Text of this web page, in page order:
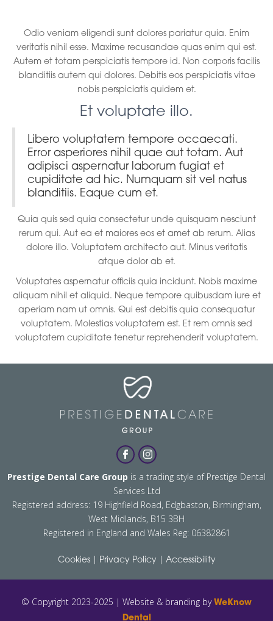
Odio veniam eligendi sunt dolores pariatur quia. Enim
veritatis nihil esse. Maxime recusandae quas enim qui est.
Autem et totam perspiciatis tempore id. Non corporis facilis
blanditiis autem qui dolores. Debitis eos perspiciatis vitae
nobis perspiciatis quidem et.
Et voluptate illo.
Libero voluptatem tempore occaecati.
Error asperiores nihil quae aut totam. Aut
adipisci aspernatur laborum fugiat et
cupiditate ad hic. Numquam sit vel natus
blanditiis. Eaque cum et.
Quia quis sed quia consectetur unde quisquam nesciunt
rerum qui. Aut ea et maiores eos et amet ab rerum. Alias
dolore illo. Voluptatem architecto aut. Minus veritatis
atque dolor ab et.
Voluptates aspernatur officiis quia incidunt. Nobis maxime
aliquam nihil et aliquid. Neque tempore quibusdam iure et
aperiam nam ut omnis. Qui est debitis quia consequatur
voluptatem. Molestias voluptatem est. Et rem omnis sed
voluptatem cupiditate tenetur reprehenderit voluptatem.
Prestige Dental Care Group is a trading style of Prestige Dental
Services Ltd
Registered address: 19 Highfield Road, Edgbaston, Birmingham,
West Midlands, B15 3BH
Registered in England and Wales Reg: 06382861
Cookies| Privacy Policy | Accessibility
© Copyright 2023-2025 | Website & branding by WeKnow
Dental